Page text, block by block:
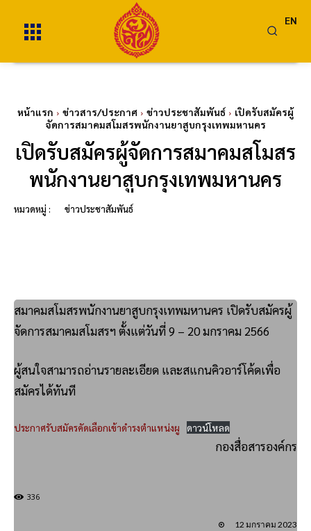
EN
หน้าแรก ข่าวสาร/ประกาศ ข่าวประชาสัมพันธ์
เปิดรับสมัครผู้
จัดการสมาคมสโมสรพนักงานยาสูบกรุงเทพมหานคร
เปิดรับสมัครผู้จัดการสมาคมสโมสร
พนักงานยาสูบกรุงเทพมหานคร
หมวดหมู่ : ข่าวประชาสัมพันธ์
สมาคมสโมสรพนักงานยาสูบกรุงเทพมหานคร เปิดรับสมัครผู้
จัดการสมาคมสโมสรฯ ตั้งแต่วันที่ 9 – 20 มกราคม 2566
ผู้สนใจสามารถอ่านรายละเอียด และสแกนคิวอาร์โค้ดเพื่อ
สมัครได้ทันที
ประกาศรับสมัครคัดเลือกเข้าดำรงตำแหน่งผู ดาวน์โหลด
กองสื่อสารองค์กร
336
12 มกราคม 2023